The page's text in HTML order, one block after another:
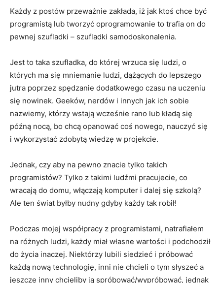
Każdy z postów przeważnie zakłada, iż jak ktoś chce być
programistą lub tworzyć oprogramowanie to trafia on do
pewnej szufladki – szufladki samodoskonalenia.
Jest to taka szufladka, do której wrzuca się ludzi, o
których ma się mniemanie ludzi, dążących do lepszego
jutra poprzez spędzanie dodatkowego czasu na uczeniu
się nowinek. Geeków, nerdów i innych jak ich sobie
nazwiemy, którzy wstają wcześnie rano lub kładą się
późną nocą, bo chcą opanować coś nowego, nauczyć się
i wykorzystać zdobytą wiedzę w projekcie.
Jednak, czy aby na pewno znacie tylko takich
programistów? Tylko z takimi ludźmi pracujecie, co
wracają do domu, włączają komputer i dalej się szkolą?
Ale ten świat byłby nudny gdyby każdy tak robił!
Podczas mojej współpracy z programistami, natrafiałem
na różnych ludzi, każdy miał własne wartości i podchodził
do życia inaczej. Niektórzy lubili siedzieć i próbować
każdą nową technologię, inni nie chcieli o tym słyszeć a
jeszcze inny chcieliby ją spróbować/wypróbować, jednak